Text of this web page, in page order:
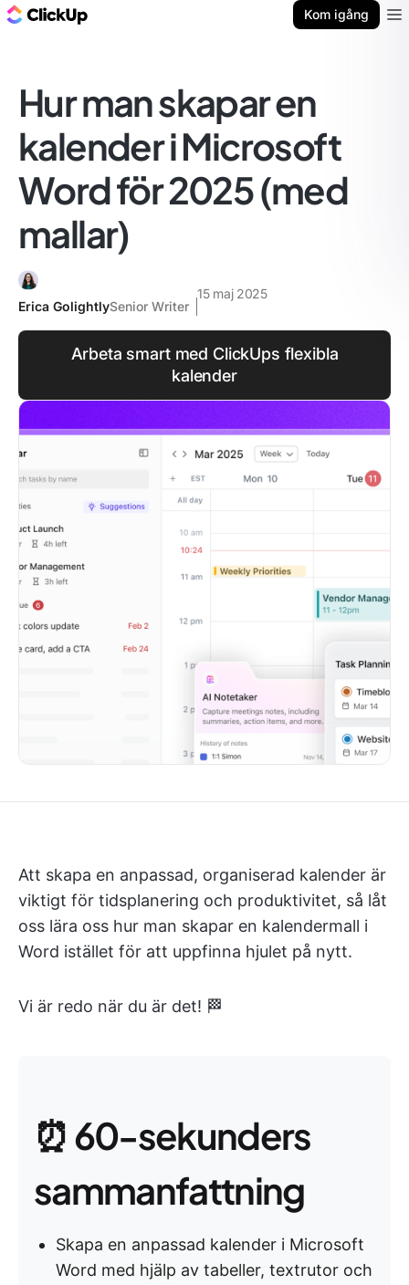
Kom igång
Hur man skapar en
kalender i Microsoft
Word för 2025 (med
mallar)
Erica GolightlySenior Writer
15 maj 2025
Arbeta smart med ClickUps flexibla
kalender
Att skapa en anpassad, organiserad kalender är
viktigt för tidsplanering och produktivitet, så låt
oss lära oss hur man skapar en kalendermall i
Word istället för att uppfinna hjulet på nytt.
Vi är redo när du är det! 🏁
⏰ 60-sekunders
sammanfattning
Skapa en anpassad kalender i Microsoft
Word med hjälp av tabeller, textrutor och